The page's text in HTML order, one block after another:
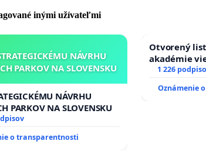
inými užívateľmi
NÁVRHU
PARKOV NA SLOVENSKU
NÁVRHU
PARKOV NA SLOVENSKU
o transparentnosti
Otvorený
akadémie
Slovenska
1 226
Oznámenie